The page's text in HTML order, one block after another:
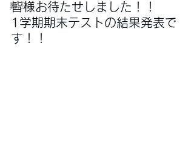
具志川
皆様お待たせしました！！
1学期期末テストの結果発表で
す！！